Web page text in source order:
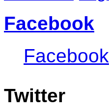
Facebook
Facebook
Twitter